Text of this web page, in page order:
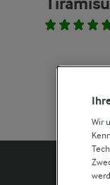
Wir